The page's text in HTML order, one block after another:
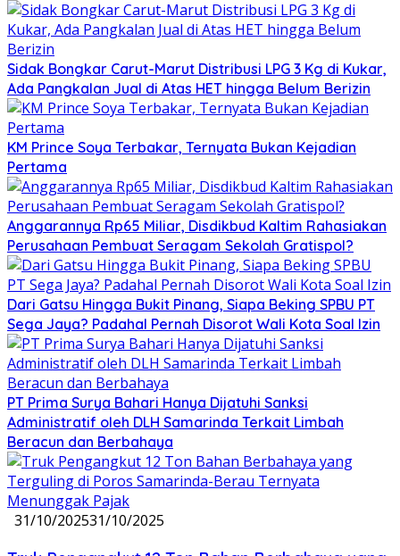
Sidak Bongkar Carut-Marut Distribusi LPG 3 Kg di Kukar,
Ada Pangkalan Jual di Atas HET hingga Belum Berizin
KM Prince Soya Terbakar, Ternyata Bukan Kejadian
Pertama
Anggarannya Rp65 Miliar, Disdikbud Kaltim Rahasiakan
Perusahaan Pembuat Seragam Sekolah Gratispol?
Dari Gatsu Hingga Bukit Pinang, Siapa Beking SPBU PT
Sega Jaya? Padahal Pernah Disorot Wali Kota Soal Izin
PT Prima Surya Bahari Hanya Dijatuhi Sanksi
Administratif oleh DLH Samarinda Terkait Limbah
Beracun dan Berbahaya
31/10/202531/10/2025